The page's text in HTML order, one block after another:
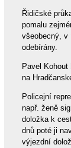
Řidičské
pomalu
všeobecný, v
odebírány.
Pavel
na
Policejní
např. ženě
doložka k
dnů poté ji
výjezdní